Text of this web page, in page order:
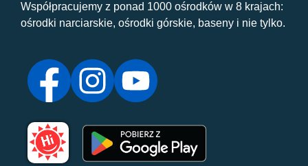
Współpracujemy z ponad 1000 ośrodków w 8 krajach:
ośrodki narciarskie, ośrodki górskie, baseny i nie tylko.